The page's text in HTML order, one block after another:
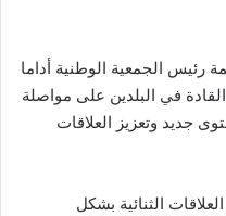
رئيس الجمعية الوطنية أداما
في البلدين على مواصلة
جديد وتعزيز العلاقات
الثنائية بشكل